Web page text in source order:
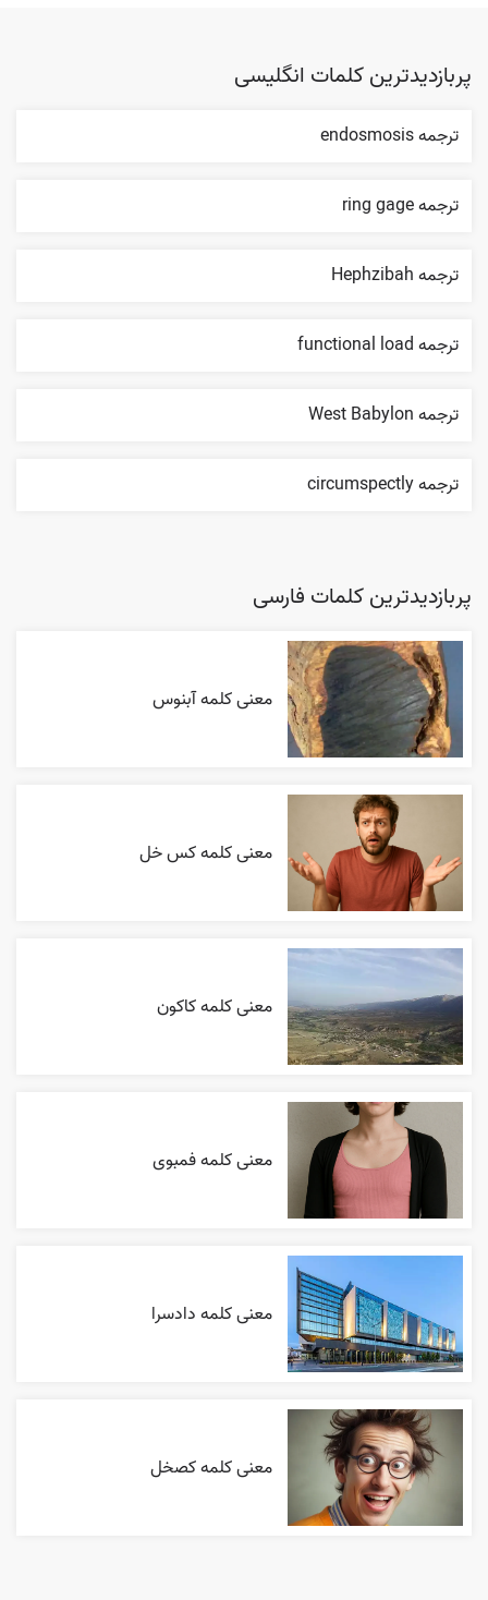
پربازدیدترین کلمات انگلیسی
ترجمه endosmosis
ترجمه ring gage
ترجمه Hephzibah
ترجمه functional load
ترجمه West Babylon
ترجمه circumspectly
پربازدیدترین کلمات فارسی
معنی کلمه آبنوس
معنی کلمه کس خل
معنی کلمه کاکون
معنی کلمه فمبوی
معنی کلمه دادسرا
معنی کلمه کصخل